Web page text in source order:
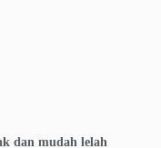
dan mudah lelah